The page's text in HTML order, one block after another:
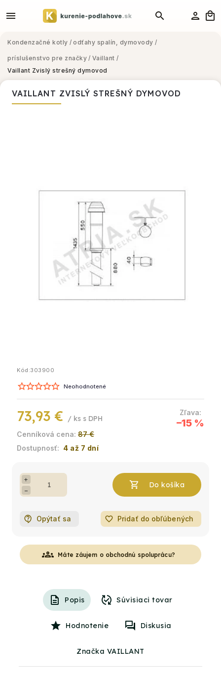
Kondenzačné kotly / odťahy spalín, dymovody /
príslušenstvo pre značky / Vaillant /
Vaillant Zvislý strešný dymovod
VAILLANT ZVISLÝ STREŠNÝ DYMOVOD
Kód:303900
Neohodnotené
87 €
–15 %
73,93 € / ks
4 až 7 dní
+
−
Opýtať sa favorite_border Pridať do obľúbených
groups Máte záujem o obchodnú spoluprácu?
Popis Súvisiaci tovar
Hodnotenie Diskusia
Značka VAILLANT